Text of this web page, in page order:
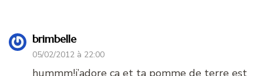
brimbelle
05/02/2012 à 22:00
hummm!j’adore ça et ta pomme de terre est